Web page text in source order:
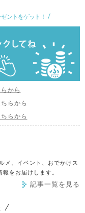
ントをゲット！
から
らから
らから
メ、イベント、おでかけス
をお届けします。
記事一覧を見る